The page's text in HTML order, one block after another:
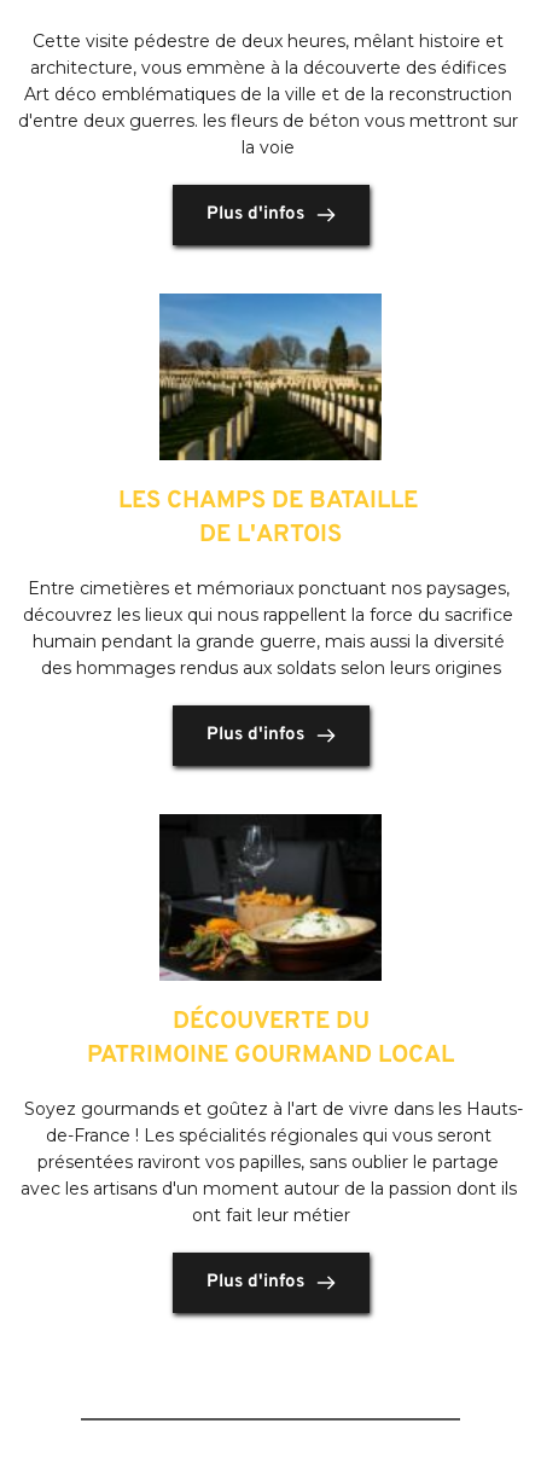
Cette visite pédestre de deux heures, mêlant histoire et
architecture, vous emmène à la découverte des édifices
Art déco emblématiques de la ville et de la reconstruction
d'entre deux guerres. les fleurs de béton vous mettront sur
la voie
Plus d'infos
LES CHAMPS DE BATAILLE
DE L'ARTOIS
Entre cimetières et mémoriaux ponctuant nos paysages,
découvrez les lieux qui nous rappellent la force du sacrifice
humain pendant la grande guerre, mais aussi la diversité
des hommages rendus aux soldats selon leurs origines
Plus d'infos
DÉCOUVERTE DU
PATRIMOINE GOURMAND LOCAL
de-France ! Les spécialités régionales qui vous seront
présentées raviront vos papilles, sans oublier le partage
avec les artisans d'un moment autour de la passion dont ils
ont fait leur métier
Plus d'infos